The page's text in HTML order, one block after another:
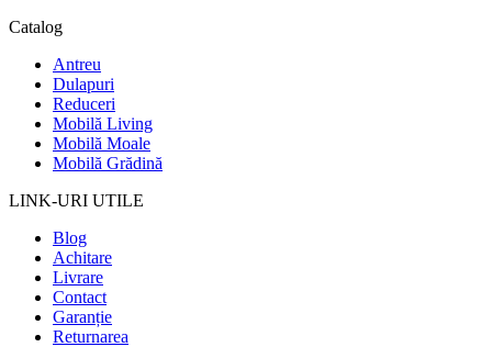
Catalog
Antreu
Dulapuri
Reduceri
Mobilă Living
Mobilă Moale
Mobilă Grădină
LINK-URI UTILE
Blog
Achitare
Livrare
Contact
Garanție
Returnarea